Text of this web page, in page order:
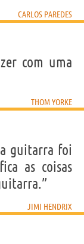
CARLOS PAREDES
com uma
THOM YORKE
guitarra foi
as coisas
JIMI HENDRIX